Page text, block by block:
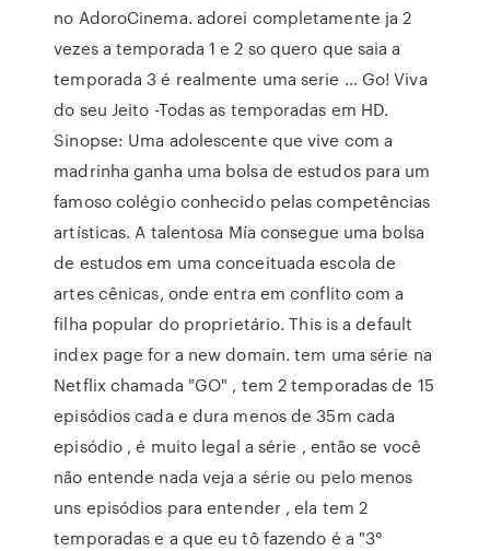
no AdoroCinema. adorei completamente ja 2
vezes a temporada 1 e 2 so quero que saia a
temporada 3 é realmente uma serie … Go! Viva
do seu Jeito -Todas as temporadas em HD.
Sinopse: Uma adolescente que vive com a
madrinha ganha uma bolsa de estudos para um
famoso colégio conhecido pelas competências
artísticas. A talentosa Mía consegue uma bolsa
de estudos em uma conceituada escola de
artes cênicas, onde entra em conflito com a
filha popular do proprietário. This is a default
index page for a new domain. tem uma série na
Netflix chamada "GO" , tem 2 temporadas de 15
episódios cada e dura menos de 35m cada
episódio , é muito legal a série , então se você
não entende nada veja a série ou pelo menos
uns episódios para entender , ela tem 2
temporadas e a que eu tô fazendo é a "3°